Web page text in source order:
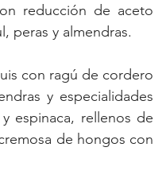
reducción de aceto
peras y almendras.
con ragú de cordero
y especialidades
espinaca, rellenos de
de hongos con